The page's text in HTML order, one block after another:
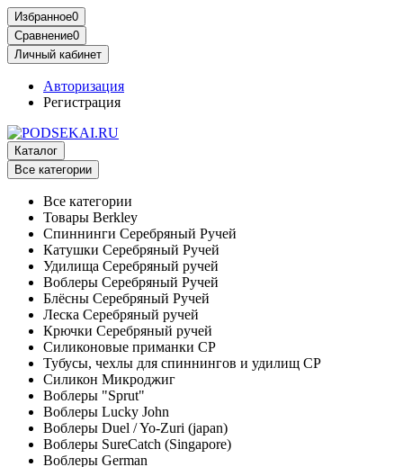
Избранное0
Сравнение0
Личный кабинет
Авторизация
Регистрация
Каталог
Все категории
Все категории
Товары Berkley
Спиннинги Серебряный Ручей
Катушки Серебряный Ручей
Удилища Серебряный ручей
Воблеры Серебряный Ручей
Блёсны Серебряный Ручей
Леска Серебряный ручей
Крючки Серебряный ручей
Силиконовые приманки СР
Тубусы, чехлы для спиннингов и удилищ СР
Силикон Микроджиг
Воблеры "Sprut"
Воблеры Lucky John
Воблеры Duel / Yo-Zuri (japan)
Воблеры SureCatch (Singapore)
Воблеры German